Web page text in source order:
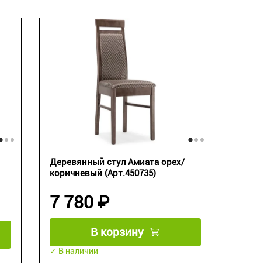
Деревянный стул Амиата орех/
коричневый (Арт.450735)
7 780 ₽
В корзину
✓ В наличии